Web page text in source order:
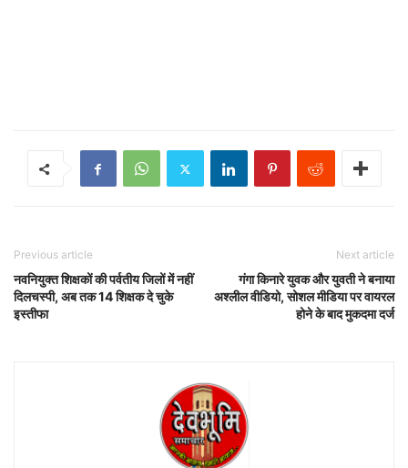
Previous article
नवनियुक्त शिक्षकों की पर्वतीय जिलों में नहीं
दिलचस्पी, अब तक 14 शिक्षक दे चुके
इस्तीफा
Next article
गंगा किनारे युवक और युवती ने बनाया
अश्लील वीडियो, सोशल मीडिया पर वायरल
होने के बाद मुकदमा दर्ज